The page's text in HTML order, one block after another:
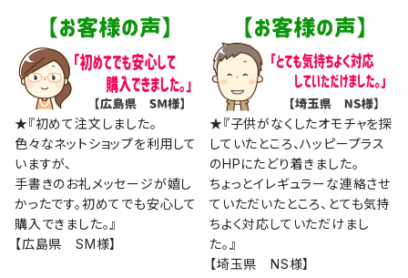
★『初めて注文しました。
色々なネットショップを利用して
いますが、
手書きのお礼メッセージが嬉し
かったです。初めてでも安心して
購入できました。』
【広島県 SM様】
★『子供がなくしたオモチャを探
していたところ、ハッピープラス
のHPにたどり着きました。
ちょっとイレギュラーな連絡させ
ていただいたところ、とても気持
ちよく対応していただけまし
た。』
【埼玉県 NS様】